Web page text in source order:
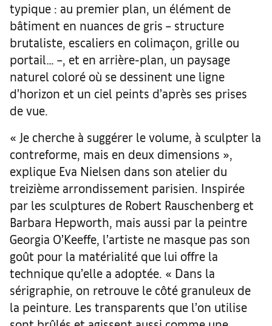
typique : au premier plan, un élément de
bâtiment en nuances de gris – structure
brutaliste, escaliers en colimaçon, grille ou
portail… –, et en arrière-plan, un paysage
naturel coloré où se dessinent une ligne
d’horizon et un ciel peints d’après ses prises
de vue.
« Je cherche à suggérer le volume, à sculpter la
contreforme, mais en deux dimensions »,
explique Eva Nielsen dans son atelier du
treizième arrondissement parisien. Inspirée
par les sculptures de Robert Rauschenberg et
Barbara Hepworth, mais aussi par la peintre
Georgia O’Keeffe, l’artiste ne masque pas son
goût pour la matérialité que lui offre la
technique qu’elle a adoptée. « Dans la
sérigraphie, on retrouve le côté granuleux de
la peinture. Les transparents que l’on utilise